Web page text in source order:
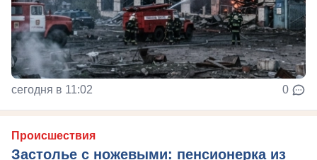
сегодня в 11:02 0
Происшествия
Застолье с ножевыми: пенсионерка из